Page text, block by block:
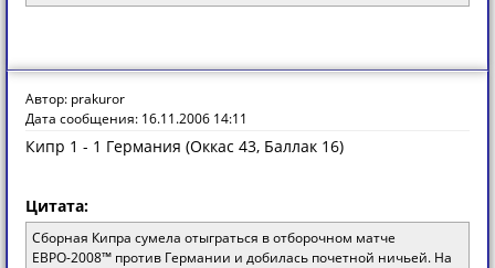
Автор: prakuror
Дата сообщения: 16.11.2006 14:11
Кипр 1 - 1 Германия (Оккас 43, Баллак 16)
Цитата:
Сборная Кипра сумела отыграться в отборочном матче
ЕВРО-2008™ против Германии и добилась почетной ничьей. На